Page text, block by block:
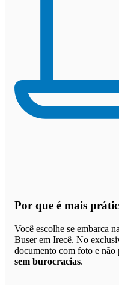
Por que é mais
Você escolhe se embarca
Buser em Irecê. No
documento com foto e não
sem burocracias.